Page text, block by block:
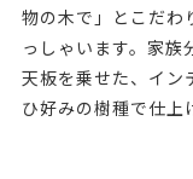
物の木で」とこだわ
っしゃいます。家族
天板を乗せた、イン
ひ好みの樹種で仕上